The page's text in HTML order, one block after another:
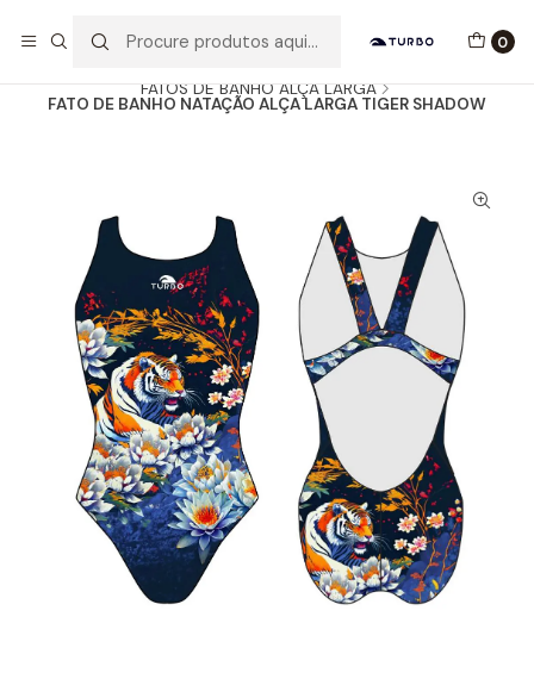
0
FATOS DE BANHO ALÇA LARGA
FATO DE BANHO NATAÇÃO ALÇA LARGA TIGER SHADOW